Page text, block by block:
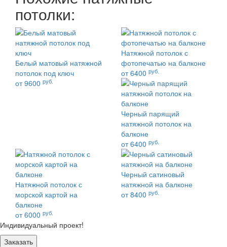
потолки:
Белый матовый натяжной
потолок под ключ
от 9600 руб.
Натяжной потолок с
фотопечатью на балконе
от 6400 руб.
Черный парящий
натяжной потолок на
балконе
от 6400 руб.
Натяжной потолок с
морской картой на
балконе
от 6000 руб.
Черный сатиновый
натяжной на балконе
от 8400 руб.
Индивидуальный проект!
Заказать